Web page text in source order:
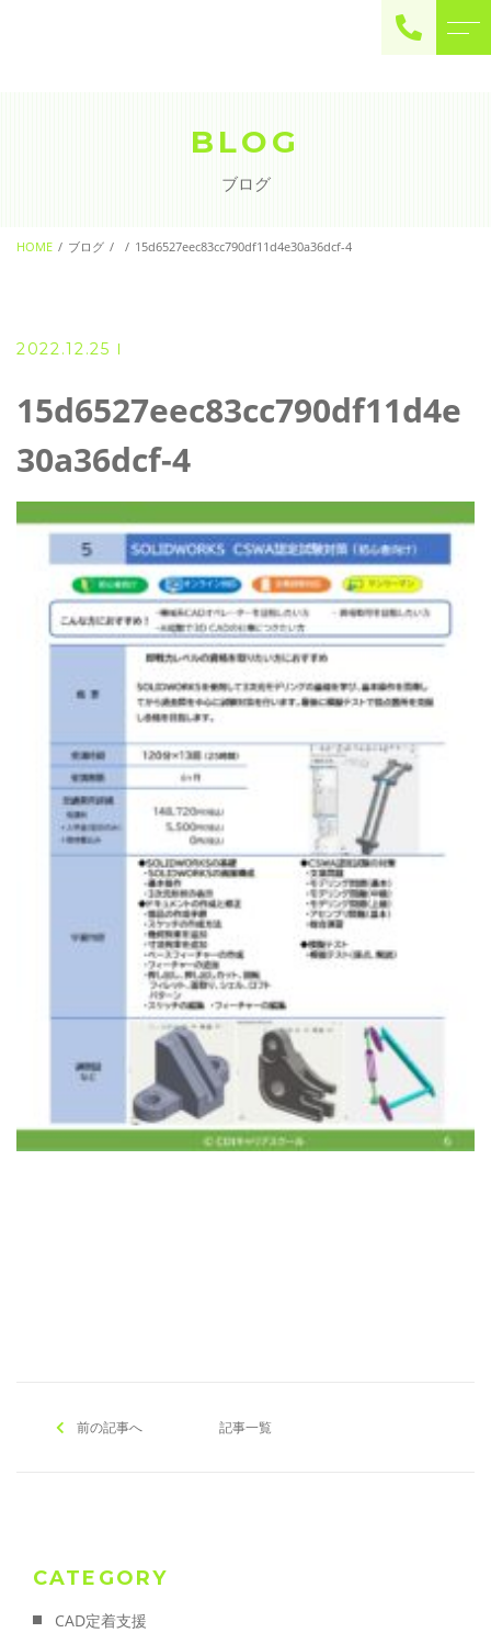
contact
BLOG
ブログ
HOME ブログ 15d6527eec83cc790df11d4e30a36dcf-4
2022.12.25
15d6527eec83cc790df11d4e
30a36dcf-4
前の記事へ 記事一覧
CATEGORY
CAD定着支援